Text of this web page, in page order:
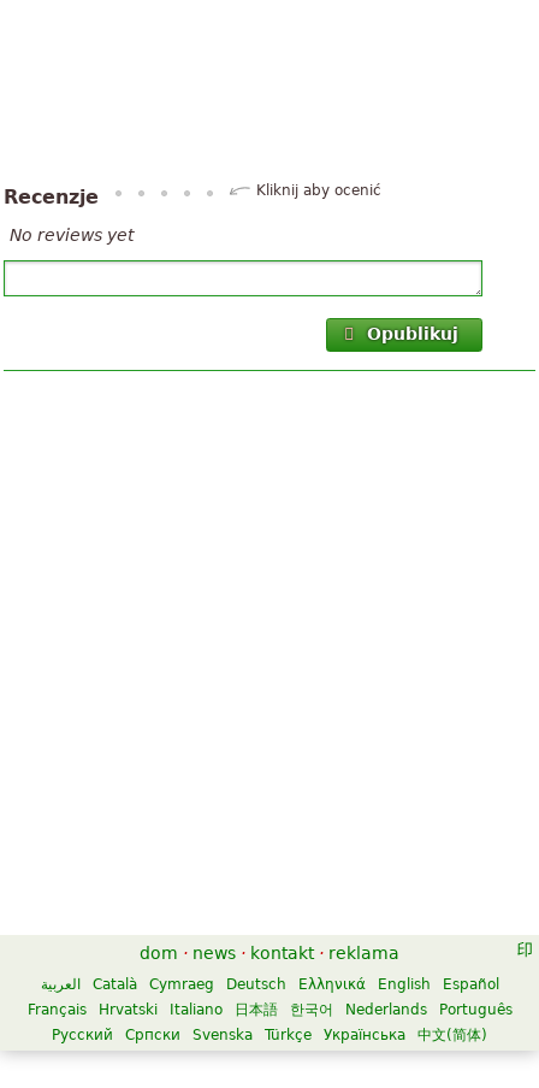
Recenzje Kliknij aby ocenić
No reviews yet
Opublikuj
dom · news · kontakt · reklama
العربية Català Cymraeg Deutsch Ελληνικά English
Español
Français
Hrvatski Italiano 日本語 한국어 Nederlands
Português
Русский
Српски Svenska Türkçe Українська 中文(简体)